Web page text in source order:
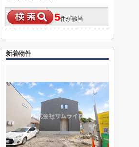
5件が該当
新着物件